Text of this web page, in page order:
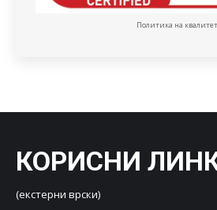
Политика на квалитет
КОРИСНИ
(екстерни врски)